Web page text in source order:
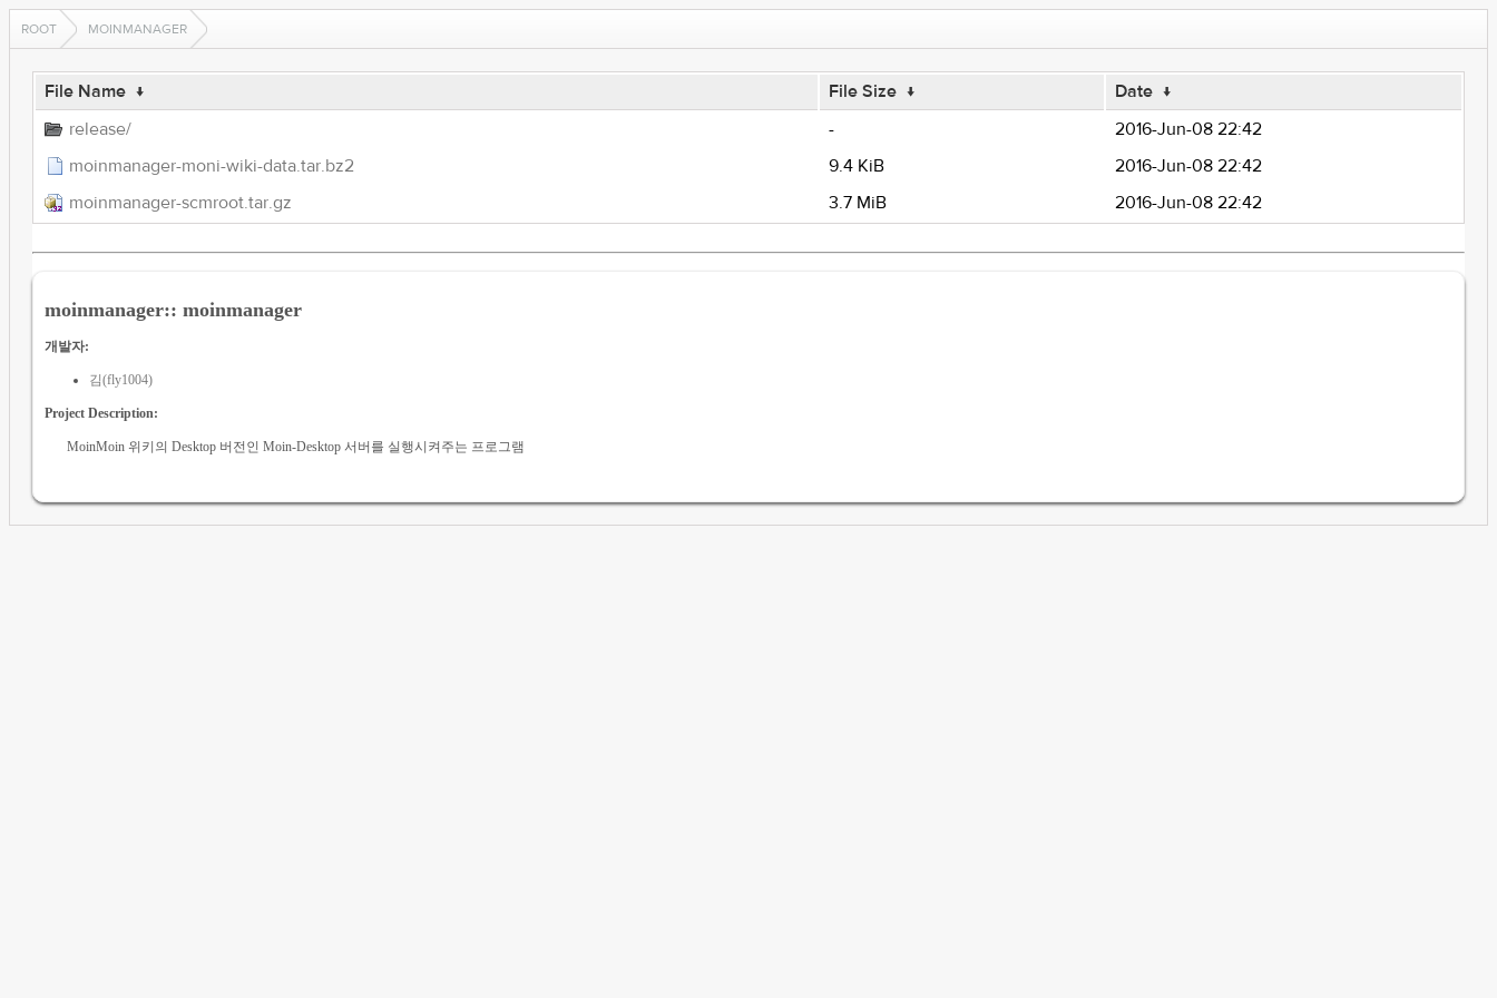
ROOT MOINMANAGER
File Name ↓ File Size ↓ Date ↓
release/
-
2016-Jun-08 22:42
moinmanager-moni-wiki-data.tar.bz2
9.4 KiB
2016-Jun-08 22:42
moinmanager-scmroot.tar.gz
3.7 MiB 2016-Jun-08 22:42
moinmanager:: moinmanager
개발자:
김(fly1004)
Project Description:
MoinMoin 위키의 Desktop 버전인 Moin-Desktop 서버를 실행시켜주는 프로그램